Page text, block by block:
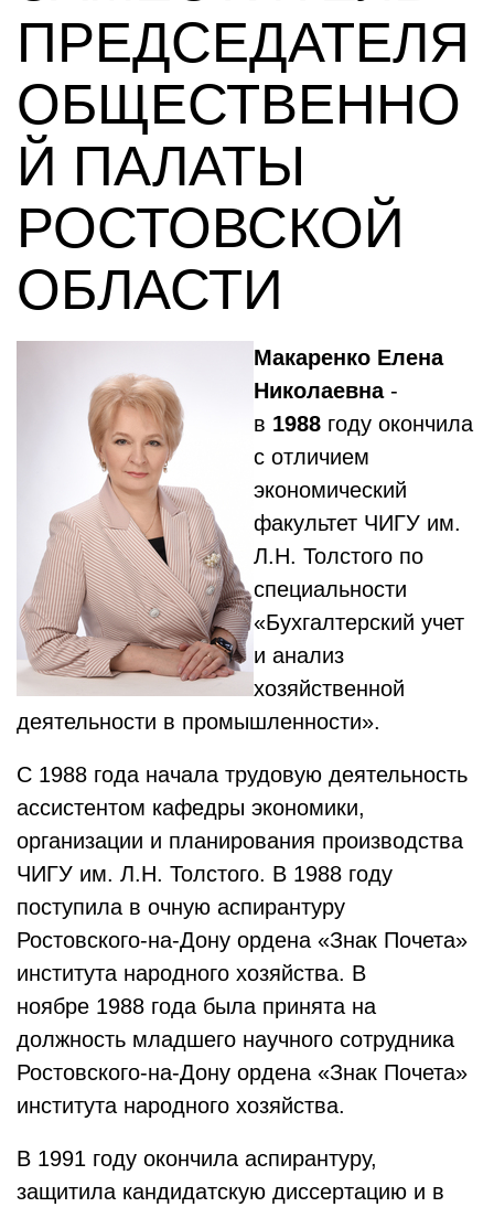
ПРЕДСЕДАТЕЛЯ
ОБЩЕСТВЕННО
Й ПАЛАТЫ
РОСТОВСКОЙ
ОБЛАСТИ
Макаренко Елена
Николаевна-
в 1988 году окончила
с отличием
экономический
факультет ЧИГУ им.
Л.Н. Толстого по
специальности
«Бухгалтерский учет
и анализ
хозяйственной
деятельности в промышленности».
С 1988 года начала трудовую деятельность
ассистентом кафедры экономики,
организации и планирования производства
ЧИГУ им. Л.Н. Толстого. В 1988 году
поступила в очную аспирантуру
Ростовского-на-Дону ордена «Знак Почета»
института народного хозяйства. В
ноябре 1988 года была принята на
должность младшего научного сотрудника
Ростовского-на-Дону ордена «Знак Почета»
института народного хозяйства.
В 1991 году окончила аспирантуру,
защитила кандидатскую диссертацию и в